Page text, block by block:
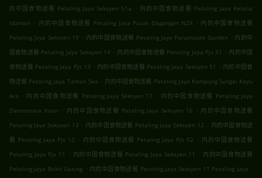
的中国食物送餐 Petaling Jaya Seksyen 51a
. 内的中国食物送餐 Petaling Jaya Kelana
Idaman . 内的中国食物送餐 Petaling Jaya Pusat Dagangan NZX . 内的中国食物送餐
Petaling Jaya Seksyen 19 . 内的中国食物送餐 Petaling Jaya Paramount Garden . 内的中
国食物送餐 Petaling Jaya Seksyen 14 . 内的中国食物送餐 Petaling Jaya Pjs 51 . 内的中国
食物送餐 Petaling Jaya Pjs 13 . 内的中国食物送餐 Petaling Jaya Seksyen 51 . 内的中国食
物送餐 Petaling Jaya Taman Sea . 内的中国食物送餐 Petaling Jaya Kampung Sungai Kayu
Ara . 内的中国食物送餐 Petaling Jaya Seksyen 17 . 内的中国食物送餐 Petaling Jaya
Damansara Intan
. 内的中国食物送餐 Petaling Jaya Seksyen 16 . 内的中国食物送餐
Petaling Jaya Seksyen 13 . 内的中国食物送餐 Petaling Jaya Seksyen 12 . 内的中国食物送
餐 Petaling Jaya Pjs 12 . 内的中国食物送餐 Petaling Jaya Pjs 52 . 内的中国食物送餐
Petaling Jaya Pjs 11
. 内的中国食物送餐 Petaling Jaya Seksyen 11 . 内的中国食物送餐
Petaling Jaya Bukit Gasing . 内的中国食物送餐 Petaling Jaya Seksyen 11 Petaling Jaya .